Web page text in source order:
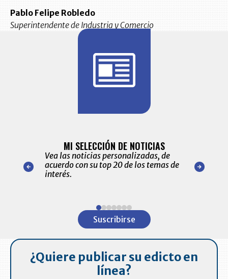
Pablo Felipe Robledo
Superintendente de Industria y Comercio
nuestro
para
MI SELECCIÓN DE NOTICIAS
Vea las noticias personalizadas, de
acuerdo con su top 20 de los temas de
interés.
de las
Suscribirse
¿Quiere publicar su edicto en
línea?